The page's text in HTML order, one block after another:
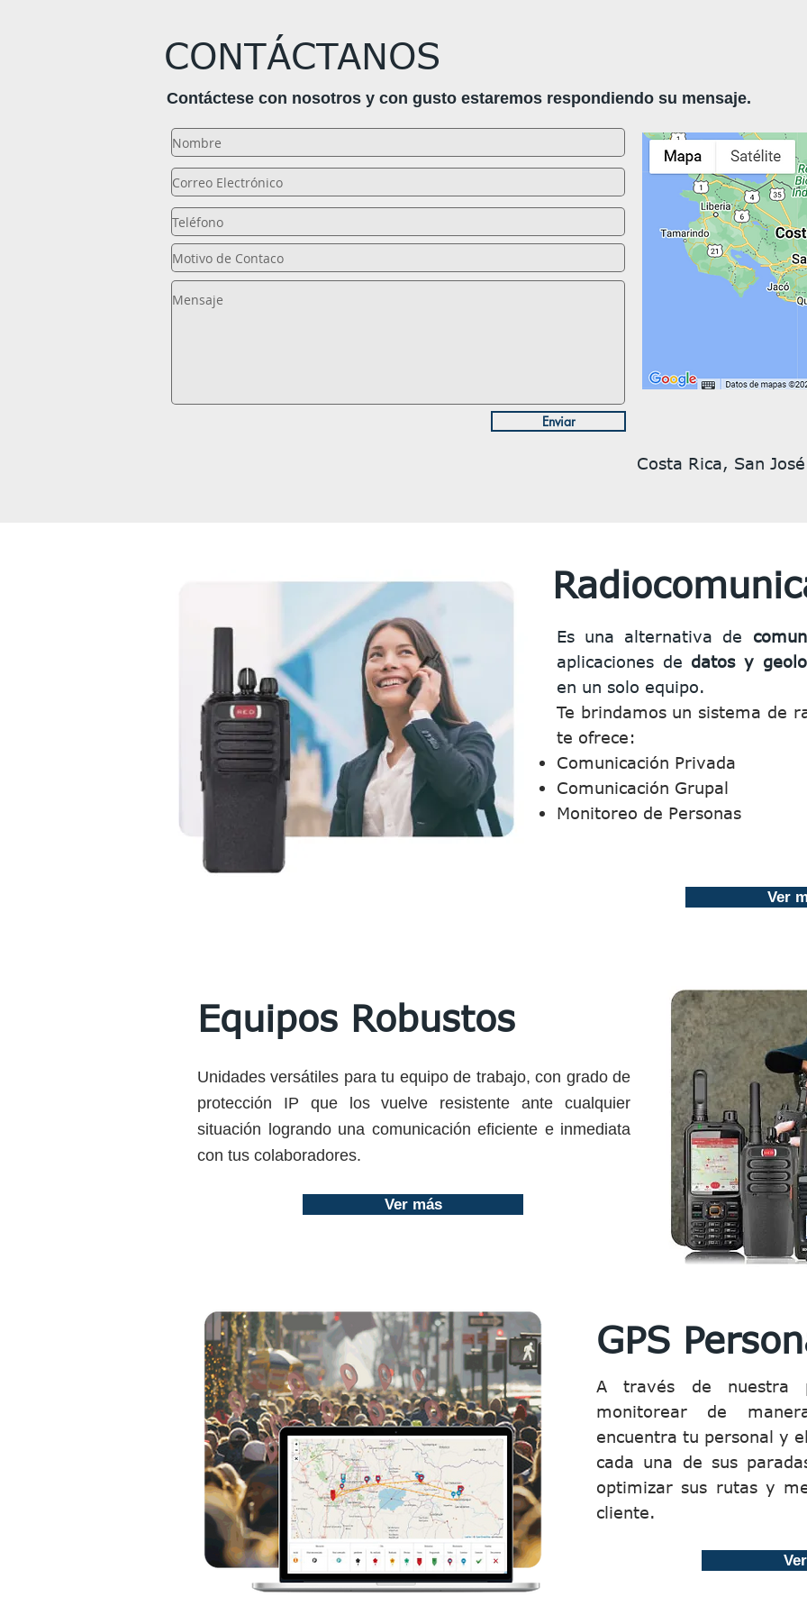
CONTÁCTANOS
Enviar
Contáctese con nosotros y con gusto estaremos respondiendo su mensaje.
Costa Rica, San José
Es una alternativa de
aplicaciones de datos y
en un solo equipo.
Te brindamos un sistema de
te ofrece: ​
Comunicación Privada
Comunicación Grupal
Monitoreo de Personas
Ver
Equipos Robustos
Unidades versátiles para tu equipo de trabajo, con grado de
protección IP que los vuelve resistente ante cualquier
situación logrando una comunicación eficiente e inmediata
con tus colaboradores.
Ver más
GPS
A través de nuestra
monitorear de
encuentra tu personal y
cada una de sus
optimizar sus rutas y
cliente.